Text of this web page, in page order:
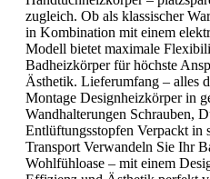
zugleich. Ob als klassischer
in Kombination mit einem
Modell bietet maximale
Badheizkörper für höchste
Ästhetik. Lieferumfang – alles
Montage Designheizkörper in
Wandhalterungen Schrauben,
Entlüftungsstopfen Verpackt in
Transport Verwandeln Sie Ihr
Wohlfühloase – mit einem